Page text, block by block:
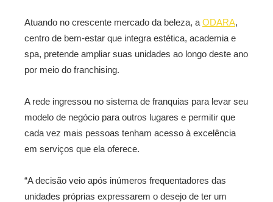
Atuando no crescente mercado da beleza, a ODARA,
centro de bem-estar que integra estética, academia e
spa, pretende ampliar suas unidades ao longo deste ano
por meio do franchising.
A rede ingressou no sistema de franquias para levar seu
modelo de negócio para outros lugares e permitir que
cada vez mais pessoas tenham acesso à excelência
em serviços que ela oferece.
“A decisão veio após inúmeros frequentadores das
unidades próprias expressarem o desejo de ter um